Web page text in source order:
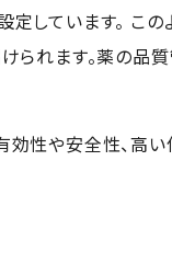
しています。 こ
られます。薬の品
性や安全性、高